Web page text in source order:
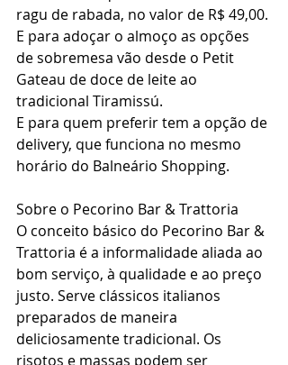
ragu de rabada, no valor de R$ 49,00.
E para adoçar o almoço as opções
de sobremesa vão desde o Petit
Gateau de doce de leite ao
tradicional Tiramissú.
E para quem preferir tem a opção de
delivery, que funciona no mesmo
horário do Balneário Shopping.
Sobre o Pecorino Bar & Trattoria
O conceito básico do Pecorino Bar &
Trattoria é a informalidade aliada ao
bom serviço, à qualidade e ao preço
justo. Serve clássicos italianos
preparados de maneira
deliciosamente tradicional. Os
risotos e massas podem ser